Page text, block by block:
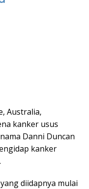
Australia,
kanker usus
Danni Duncan
kanker
diidapnya mulai